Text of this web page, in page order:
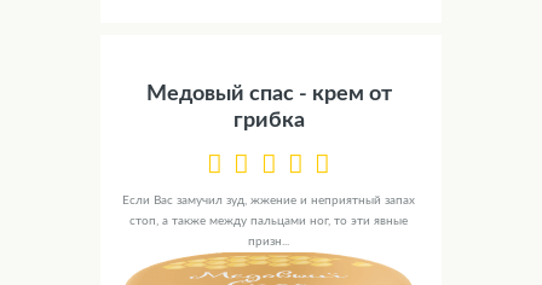
Медовый спас - крем от
грибка
Если Вас замучил зуд, жжение и неприятный запах
стоп, а также между пальцами ног, то эти явные
призн...